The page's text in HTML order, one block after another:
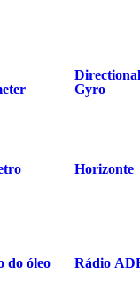
Directional
Gyro
Horizonte
do óleo Rádio